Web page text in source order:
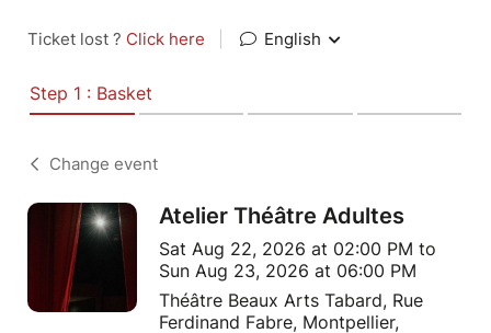
Ticket lost ? Click here English
Step 1 : Basket
Change event
Atelier Théâtre Adultes
Sat Aug 22, 2026 at 02:00 PM to
Sun Aug 23, 2026 at 06:00 PM
Théâtre Beaux Arts Tabard, Rue
Ferdinand Fabre, Montpellier,